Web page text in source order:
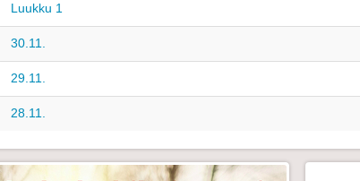
Luukku 1
30.11.
29.11.
28.11.